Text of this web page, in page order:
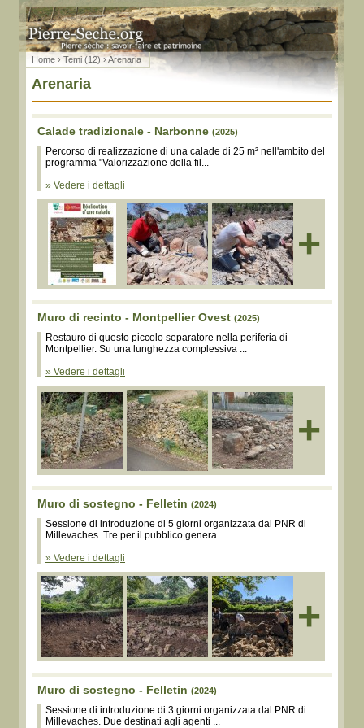
Home › Temi (12)› Arenaria
Arenaria
Calade tradizionale - Narbonne (2025)
Percorso di realizzazione di una calade di 25 m² nell'ambito del
programma "Valorizzazione della fil...
» Vedere i dettagli
+
Muro di recinto - Montpellier Ovest (2025)
Restauro di questo piccolo separatore nella periferia di
Montpellier. Su una lunghezza complessiva ...
» Vedere i dettagli
+
Muro di sostegno - Felletin (2024)
Sessione di introduzione di 5 giorni organizzata dal PNR di
Millevaches. Tre per il pubblico genera...
» Vedere i dettagli
+
Muro di sostegno - Felletin (2024)
Sessione di introduzione di 3 giorni organizzata dal PNR di
Millevaches. Due destinati agli agenti ...